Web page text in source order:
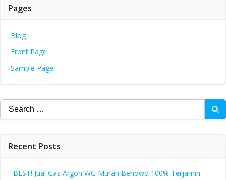
Pages
Blog
Front Page
Sample Page
Search
for:
Recent Posts
BEST! Jual Gas Argon WG Murah Benowo 100% Terjamin